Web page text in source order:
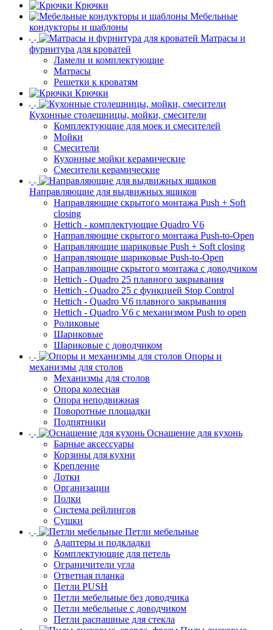
Крючки
Мебельные
кондукторы и шаблоны
Матрасы и
фурнитура для кроватей
Ламели и комплектующие
Матрасы
Решетки к кроватям
Крючки
Кухонные столешницы, мойки, смесители
Комплектующие для моек и смесителей
Мойки
Смесители
Кухонные мойки керамические
Смесители керамические
Направляющие для выдвижных ящиков
Направляющие скрытого монтажа Push + Soft
closing
Hettich - комплектующие Quadro V6
Направляющие скрытого монтажа Push-to-Open
Направляющие шариковые Push + Soft closing
Направляющие шариковые Push-to-Open
Направляющие скрытого монтажа с доводчиком
Hettich - Quadro 25 плавного закрывания
Hettich - Quadro 25 с функцией Stop Control
Hettich - Quadro V6 плавного закрывания
Hettich - Quadro V6 с механизмом Push to open
Роликовые
Шариковые
Шариковые с доводчиком
Опоры и
механизмы для столов
Механизмы для столов
Опора колесная
Опора неподвижная
Поворотные площадки
Подпятники
Оснащение для кухонь
Барные аксессуары
Корзины для кухни
Крепление
Лотки
Организации
Полки
Система рейлингов
Сушки
Петли мебельные
Адаптеры и подкладки
Комплектующие для петель
Ограничители угла
Ответная планка
Петли PUSH
Петли мебельные без доводчика
Петли мебельные с доводчиком
Петли распашные для стекла